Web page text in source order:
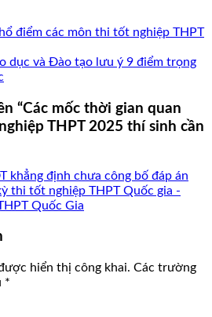
điểm các môn thi tốt nghiệp THPT
dục và Đào tạo lưu ý 9 điểm trọng
“Các mốc thời gian quan
THPT 2025 thí sinh cần
khẳng định chưa công bố đáp án
thi tốt nghiệp THPT Quốc gia -
Quốc Gia
hiển thị công khai. Các trường
*